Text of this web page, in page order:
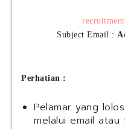
Subject Email :
Perhatian :
Pelamar yang
melalui email